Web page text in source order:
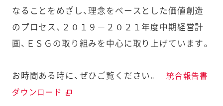
なることをめざし、理念をベースとした価値創造
のプロセス、２０１９－２０２１年度中期経営計
画、ＥＳＧの取り組みを中心に取り上げています。
お時間ある時に、ぜひご覧ください。 統合報告書
ダウンロード